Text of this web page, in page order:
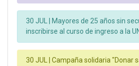
30 JUL |
Mayores de 25 años sin
inscribirse al curso de ingreso a la
30 JUL |
Campaña solidaria "Donar